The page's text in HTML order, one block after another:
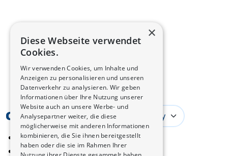
Germany
AGB
Datenschutzerklärung
×
Diese Webseite verwendet
Cookies.
Wir verwenden Cookies, um Inhalte und
Anzeigen zu personalisieren und unseren
Datenverkehr zu analysieren. Wir geben
Informationen über Ihre Nutzung unserer
Website auch an unsere Werbe- und
Analysepartner weiter, die diese
möglicherweise mit anderen Informationen
kombinieren, die Sie ihnen bereitgestellt
haben oder die sie im Rahmen Ihrer